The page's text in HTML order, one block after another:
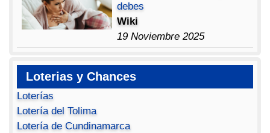
debes
Wiki
19 Noviembre 2025
Loterias y Chances
Loterías
Lotería del Tolima
Lotería de Cundinamarca